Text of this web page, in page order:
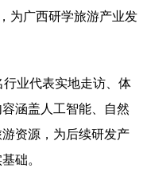
体育 文化
金融 汽车
息化 乡村振兴
旅游
为广西研学旅游产业发
业代表实地走访、体
涵盖人工智能、自然
资源，为后续研发产
础。